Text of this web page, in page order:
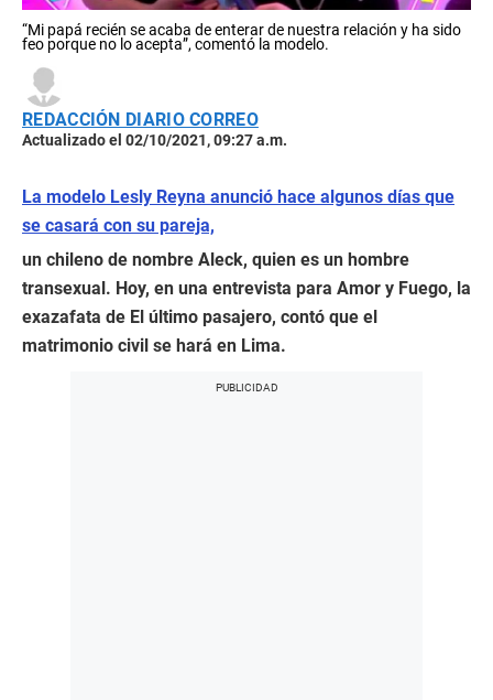
“Mi papá recién se acaba de enterar de nuestra relación y ha sido
feo porque no lo acepta”, comentó la modelo.
REDACCIÓN DIARIO CORREO
Actualizado el 02/10/2021, 09:27 a.m.
La modelo Lesly Reyna anunció hace algunos días que
se casará con su pareja,
un chileno de nombre Aleck, quien es un hombre
transexual. Hoy, en una entrevista para Amor y Fuego, la
exazafata de El último pasajero, contó que el
matrimonio civil se hará en Lima.